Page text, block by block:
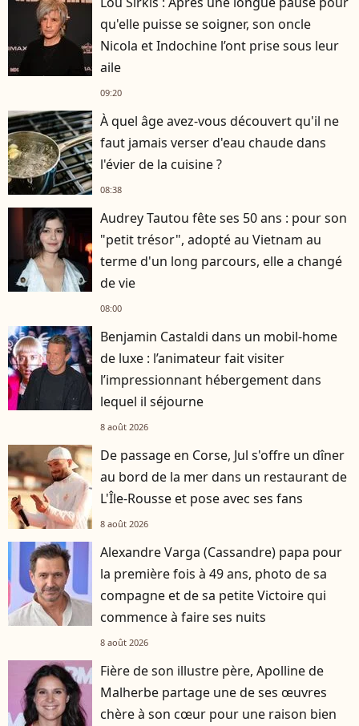
qu'elle puisse se soigner, son oncle
Nicola et Indochine l’ont prise sous leur
aile
09:20
À quel âge avez-vous découvert qu'il ne
faut jamais verser d'eau chaude dans
l'évier de la cuisine ?
08:38
Audrey Tautou fête ses 50 ans : pour son
"petit trésor", adopté au Vietnam au
terme d'un long parcours, elle a changé
de vie
08:00
Benjamin Castaldi dans un mobil-home
de luxe : l’animateur fait visiter
l’impressionnant hébergement dans
lequel il séjourne
8 août 2026
De passage en Corse, Jul s'offre un dîner
au bord de la mer dans un restaurant de
L'Île-Rousse et pose avec ses fans
8 août 2026
Alexandre Varga (Cassandre) papa pour
la première fois à 49 ans, photo de sa
compagne et de sa petite Victoire qui
commence à faire ses nuits
8 août 2026
Fière de son illustre père, Apolline de
Malherbe partage une de ses œuvres
chère à son cœur pour une raison bien